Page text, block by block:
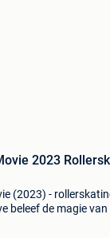
Rollerskating
(2023) -
beleef de magie van